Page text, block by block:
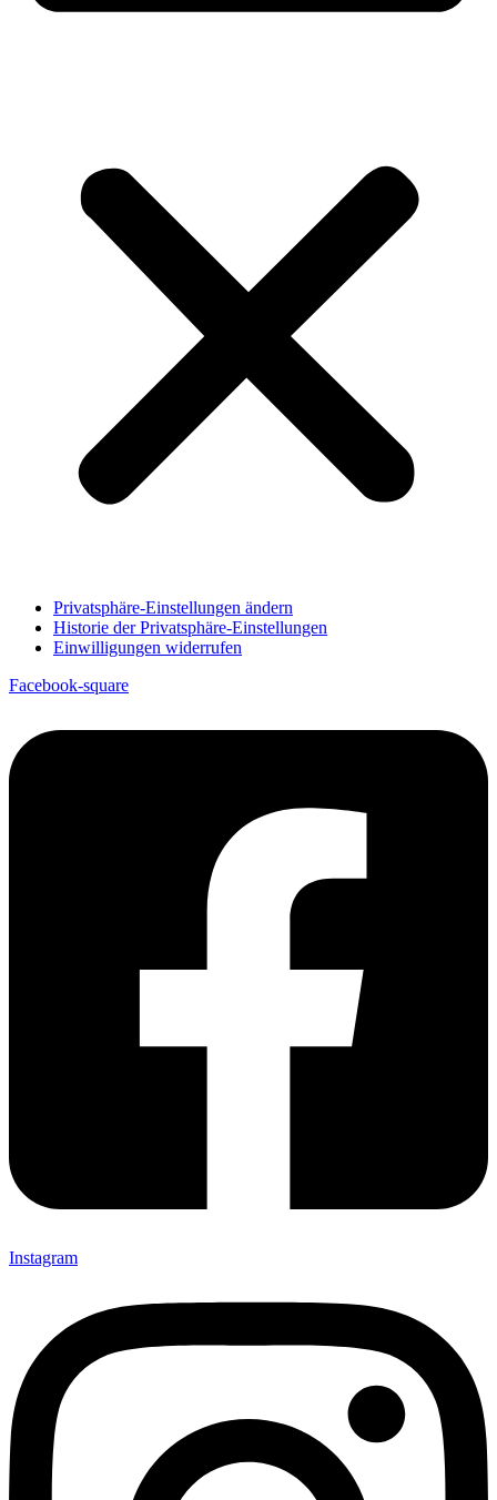
Privatsphäre-Einstellungen ändern
Historie der Privatsphäre-Einstellungen
Einwilligungen widerrufen
Facebook-square
Instagram